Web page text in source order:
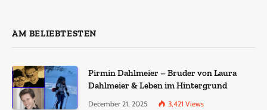
AM BELIEBTESTEN
Pirmin Dahlmeier – Bruder von Laura
Dahlmeier & Leben im Hintergrund
December 21, 2025 3,421 Views